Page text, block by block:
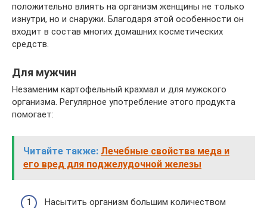
положительно влиять на организм женщины не только
изнутри, но и снаружи. Благодаря этой особенности он
входит в состав многих домашних косметических
средств.
Для мужчин
Незаменим картофельный крахмал и для мужского
организма. Регулярное употребление этого продукта
помогает:
Читайте также: Лечебные свойства меда и
его вред для поджелудочной железы
Насытить организм большим количеством